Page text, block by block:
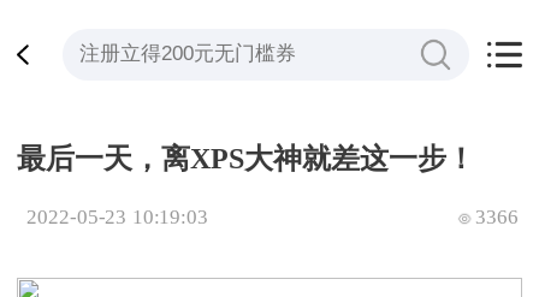
最后一天，离XPS大神就差这一步！
2022-05-23 10:19:03 3366